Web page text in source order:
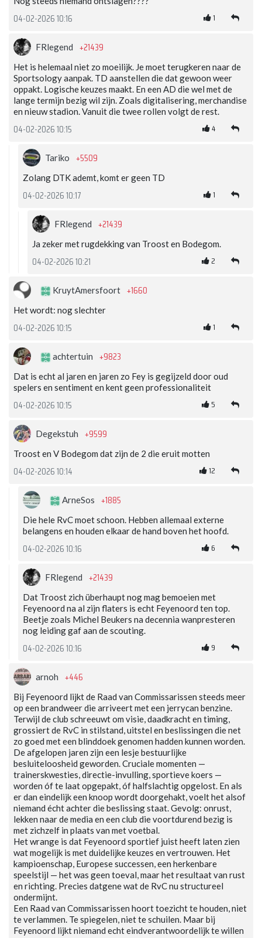
04-02-2026 10:16 1
FRlegend +21439
Het is helemaal niet zo moeilijk. Je moet terugkeren naar de
Sportsology aanpak. TD aanstellen die dat gewoon weer
oppakt. Logische keuzes maakt. En een AD die wel met de
lange termijn bezig wil zijn. Zoals digitalisering, merchandise
en nieuw stadion. Vanuit die twee rollen volgt de rest.
04-02-2026 10:15 4
Tariko +5509
Zolang DTK ademt, komt er geen TD
04-02-2026 10:17 1
FRlegend +21439
Ja zeker met rugdekking van Troost en Bodegom.
04-02-2026 10:21 2
KruytAmersfoort +1660
Het wordt: nog slechter
04-02-2026 10:15 1
achtertuin +9823
Dat is echt al jaren en jaren zo Fey is gegijzeld door oud
spelers en sentiment en kent geen professionaliteit
04-02-2026 10:15 5
Degekstuh +9599
Troost en V Bodegom dat zijn de 2 die eruit motten
04-02-2026 10:14 12
ArneSos +1885
Die hele RvC moet schoon. Hebben allemaal externe
belangens en houden elkaar de hand boven het hoofd.
04-02-2026 10:16 6
FRlegend +21439
Dat Troost zich überhaupt nog mag bemoeien met
Feyenoord na al zijn flaters is echt Feyenoord ten top.
Beetje zoals Michel Beukers na decennia wanpresteren
nog leiding gaf aan de scouting.
04-02-2026 10:16 9
arnoh +446
Bij Feyenoord lijkt de Raad van Commissarissen steeds meer
op een brandweer die arriveert met een jerrycan benzine.
Terwijl de club schreeuwt om visie, daadkracht en timing,
grossiert de RvC in stilstand, uitstel en beslissingen die net
zo goed met een blinddoek genomen hadden kunnen worden.
De afgelopen jaren zijn een lesje bestuurlijke
besluiteloosheid geworden. Cruciale momenten —
trainerskwesties, directie-invulling, sportieve koers —
worden óf te laat opgepakt, óf halfslachtig opgelost. En als
er dan eindelijk een knoop wordt doorgehakt, voelt het alsof
niemand écht achter die beslissing staat. Gevolg: onrust,
lekken naar de media en een club die voortdurend bezig is
met zichzelf in plaats van met voetbal.
Het wrange is dat Feyenoord sportief juist heeft laten zien
wat mogelijk is met duidelijke keuzes en vertrouwen. Het
kampioenschap, Europese successen, een herkenbare
speelstijl — het was geen toeval, maar het resultaat van rust
en richting. Precies datgene wat de RvC nu structureel
ondermijnt.
Een Raad van Commissarissen hoort toezicht te houden, niet
te verlammen. Te spiegelen, niet te schuilen. Maar bij
Feyenoord lijkt niemand echt eindverantwoordelijk te willen